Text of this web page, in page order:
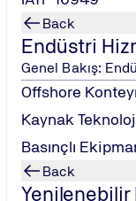
Back
Endüstri
Genel Bakış:
Offshore
Kaynak
Basınçlı
Back
Yenilenebilir
tespiti.
motor ve pompa
maliyetini ne kadar
oranının
bugünkü
alma, işletme,